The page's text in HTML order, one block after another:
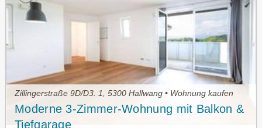
Zillingerstraße 9D/D3. 1, 5300 Hallwang • Wohnung kaufen
Moderne 3-Zimmer-Wohnung mit Balkon &
Tiefgarage